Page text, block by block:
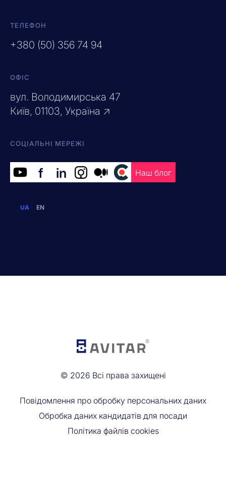
ТЕЛЕФОН
+380 (50) 356 74 94
ОФІС
вул. Володимирська 47
Київ, 01103, Україна ↗
СОЦІАЛЬНІ МЕРЕЖІ
f in . . . Наш блог
UA EN
© 2026 Всі права захищені
Повідомлення про обробку персональних даних
Обробка даних кандидатів для посади
Політика файлів cookies